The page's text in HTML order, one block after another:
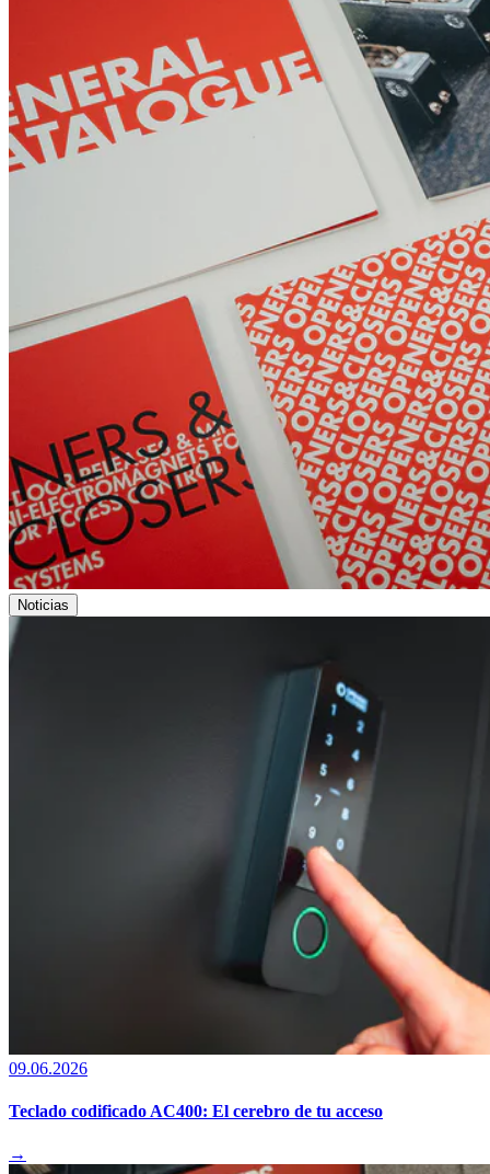
Noticias
09.06.2026
Teclado codificado AC400: El cerebro de tu acceso
→